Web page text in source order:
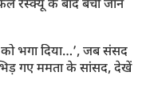
रेस्क्यू के बाद बची जान
को भगा दिया…’, जब संसद
भिड़ गए ममता के सांसद, देखें